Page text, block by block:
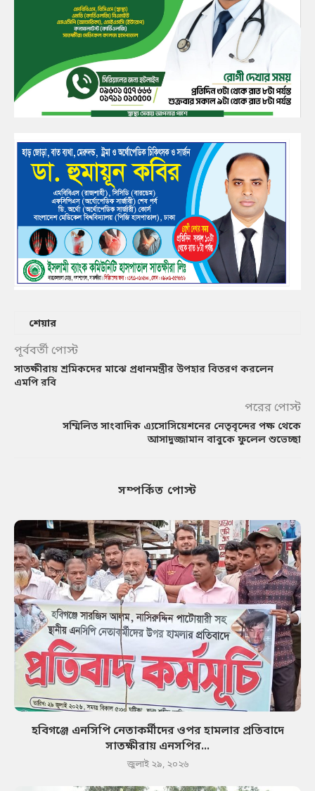
শেয়ার
পূর্ববর্তী পোস্ট
সাতক্ষীরায় শ্রমিকদের মাঝে প্রধানমন্ত্রীর উপহার বিতরণ করলেন
এমপি রবি
পরের পোস্ট
সম্মিলিত সাংবাদিক এ্যসোসিয়েশনের নেতৃবৃন্দের পক্ষ থেকে
আসাদুজ্জামান বাবুকে ফুলেল শুভেচ্ছা
সম্পর্কিত পোস্ট
হবিগঞ্জে এনসিপি নেতাকর্মীদের ওপর হামলার প্রতিবাদে
সাতক্ষীরায় এনসপির...
জুলাই ২৯, ২০২৬